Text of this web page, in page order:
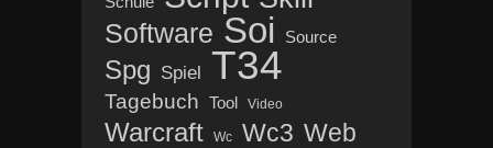
Software Soi Source
Spg Spiel T34
Tagebuch Tool Video
Warcraft Wc Wc3 Web